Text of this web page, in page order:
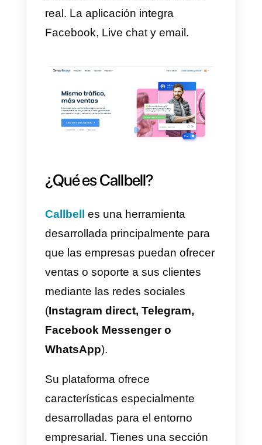
vamos a hablarte de las
principales diferencias entre
Callbell, una
herramienta que reúne
diferentes redes sociales y
lugar, permitiendo desarrollar
y eficaz.
¿Qué es SmartSupp?
SmartSuppes un live chat que
ofrece grabaciones que te
permiten ver como se mueven
cada visitante en tu sitio web,
adicionalmente ofrece como
todos los live chat. Un botón que